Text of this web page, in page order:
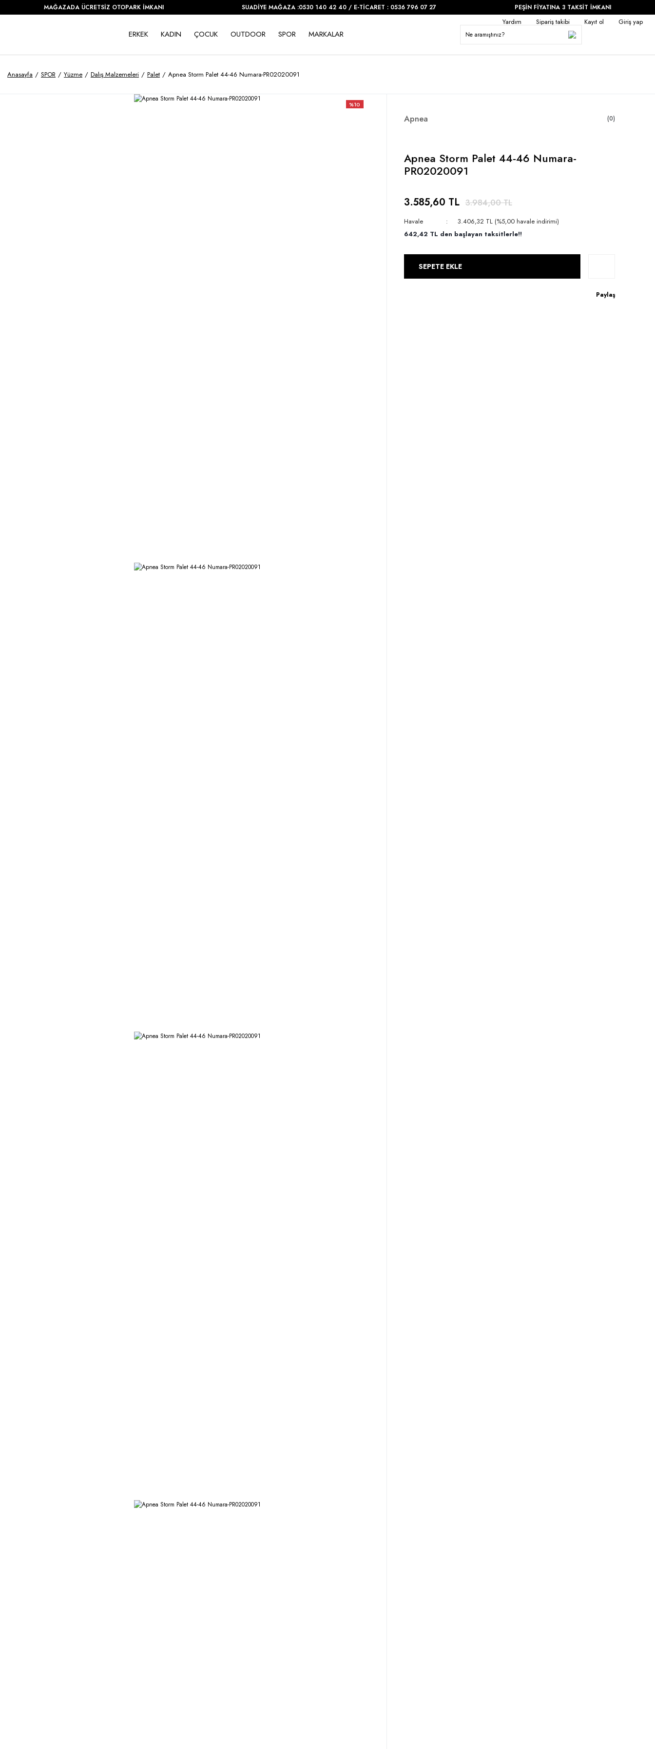
MAĞAZADA ÜCRETSİZ OTOPARK İMKANI SUADİYE MAĞAZA :0530 140 42 40 / E-TİCARET : 0536 796 07 27 PEŞİN FİYATINA 3 TAKSİT İMKANI
ERKEK KADIN ÇOCUK OUTDOOR SPOR MARKALAR
Yardım Sipariş takibi Kayıt ol Giriş yap
Anasayfa SPOR Yüzme Dalış Malzemeleri Palet Apnea Storm Palet 44-46 Numara-PR02020091
%10
Apnea (0)
Apnea Storm Palet 44-46 Numara-
PR02020091
3.585,60 TL 3.984,00 TL
Havale
3.406,32 TL (%5,00 havale indirimi)
642,42 TL den başlayan taksitlerle!!
SEPETE EKLE
Paylaş